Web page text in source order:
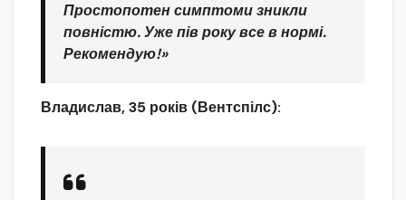
Простопотен симптоми зникли
повністю. Уже пів року все в нормі.
Рекомендую!»
Владислав, 35 років (Вентспілс):